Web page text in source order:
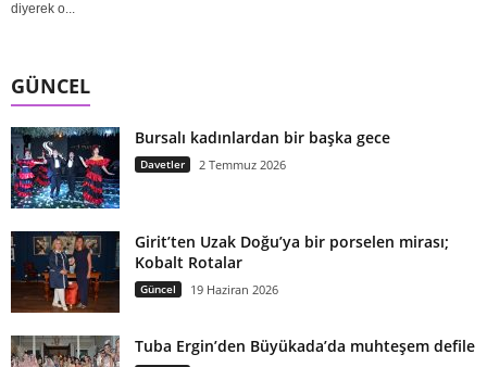
diyerek o...
GÜNCEL
Bursalı kadınlardan bir başka gece
Davetler 2 Temmuz 2026
Girit’ten Uzak Doğu’ya bir porselen mirası;
Kobalt Rotalar
Güncel 19 Haziran 2026
Tuba Ergin’den Büyükada’da muhteşem defile